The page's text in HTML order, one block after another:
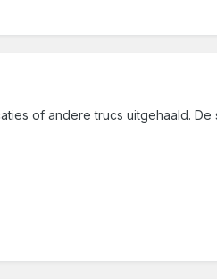
of andere trucs uitgehaald. De